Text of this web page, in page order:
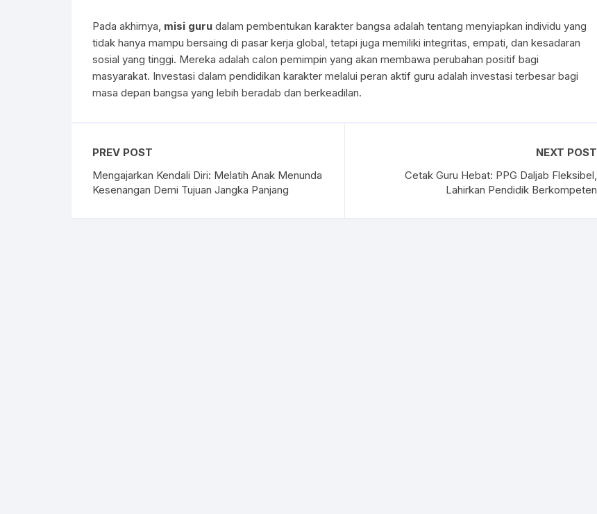
Pada akhirnya, misi guru dalam pembentukan karakter bangsa adalah tentang menyiapkan individu yang
tidak hanya mampu bersaing di pasar kerja global, tetapi juga memiliki integritas, empati, dan kesadaran
sosial yang tinggi. Mereka adalah calon pemimpin yang akan membawa perubahan positif bagi
masyarakat. Investasi dalam pendidikan karakter melalui peran aktif guru adalah investasi terbesar bagi
masa depan bangsa yang lebih beradab dan berkeadilan.
PREV POST
Mengajarkan Kendali Diri: Melatih Anak Menunda
Kesenangan Demi Tujuan Jangka Panjang
NEXT POST
Cetak Guru Hebat: PPG Daljab Fleksibel,
Lahirkan Pendidik Berkompeten